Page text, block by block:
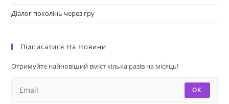
Діалог поколінь через гру
Підписатися На Новини
Отримуйте найновіший вміст кілька разів на місяць!
ОК